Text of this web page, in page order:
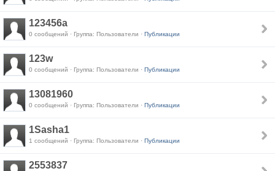
123456a
0 сообщений · Группа: Пользователи · Публикации
123w
0 сообщений · Группа: Пользователи · Публикации
13081960
0 сообщений · Группа: Пользователи · Публикации
1Sasha1
1 сообщений · Группа: Пользователи · Публикации
2553837